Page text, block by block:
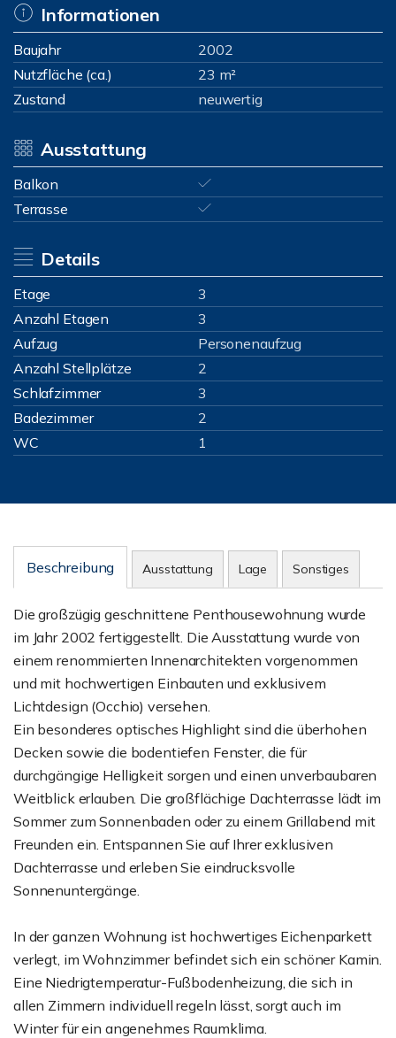
Informationen
Baujahr
2002
Nutzfläche (ca.)
23 m²
Zustand
neuwertig
Ausstattung
Balkon
Terrasse
Details
Etage
3
Anzahl Etagen
3
Aufzug
Personenaufzug
Anzahl Stellplätze
2
Schlafzimmer
3
Badezimmer
2
WC
1
Beschreibung Ausstattung Lage Sonstiges
Die großzügig geschnittene Penthousewohnung wurde
im Jahr 2002 fertiggestellt. Die Ausstattung wurde von
einem renommierten Innenarchitekten vorgenommen
und mit hochwertigen Einbauten und exklusivem
Lichtdesign (Occhio) versehen.
Ein besonderes optisches Highlight sind die überhohen
Decken sowie die bodentiefen Fenster, die für
durchgängige Helligkeit sorgen und einen unverbaubaren
Weitblick erlauben. Die großflächige Dachterrasse lädt im
Sommer zum Sonnenbaden oder zu einem Grillabend mit
Freunden ein. Entspannen Sie auf Ihrer exklusiven
Dachterrasse und erleben Sie eindrucksvolle
Sonnenuntergänge.
In der ganzen Wohnung ist hochwertiges Eichenparkett
verlegt, im Wohnzimmer befindet sich ein schöner Kamin.
Eine Niedrigtemperatur-Fußbodenheizung, die sich in
allen Zimmern individuell regeln lässt, sorgt auch im
Winter für ein angenehmes Raumklima.